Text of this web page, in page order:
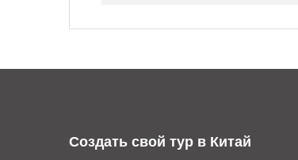
Создать свой тур в Китай